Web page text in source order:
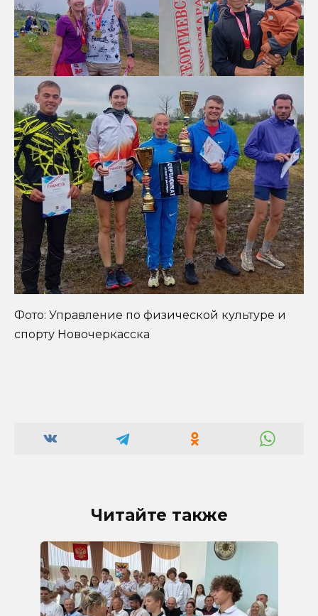
Фото: Управление по физической культуре и
спорту Новочеркасска
Читайте также